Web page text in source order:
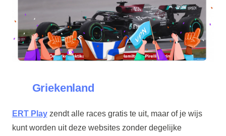
Griekenland
ERT Playzendt alle races gratis te uit, maar of je wijs
kunt worden uit deze websites zonder degelijke